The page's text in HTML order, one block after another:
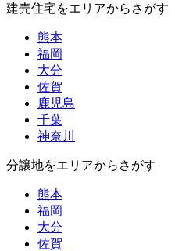
建売住宅をエリアからさがす
熊本
福岡
大分
佐賀
鹿児島
千葉
神奈川
分譲地をエリアからさがす
熊本
福岡
大分
佐賀